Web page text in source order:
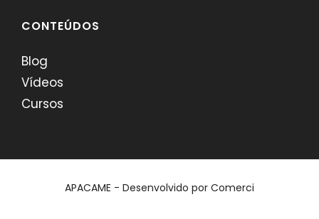
CONTEÚDOS
Blog
Vídeos
Cursos
APACAME - Desenvolvido por Comerci